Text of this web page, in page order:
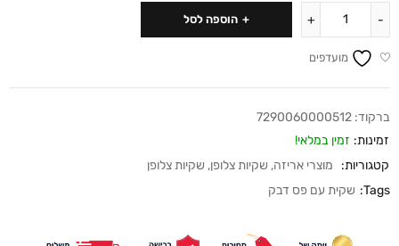
הוספה לסל
מועדפים
ברקוד: 7290060000512
זמינות: זמין במלאי!
קטגוריות:
מוצרי אריזה, שקיות צלופן, שקיות צלופן
Tags: שקית עם פס דבק